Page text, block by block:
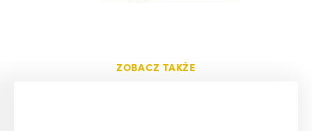
ZOBACZ TAKŻE